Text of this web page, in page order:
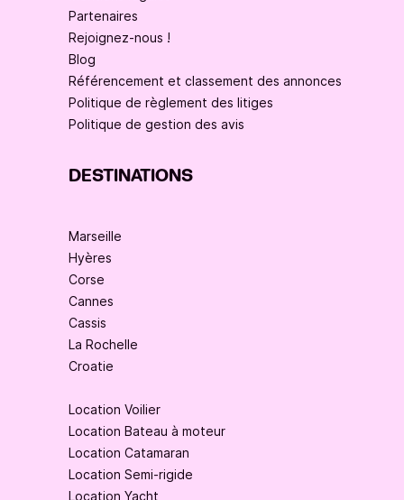
Partenaires
Rejoignez-nous !
Blog
Référencement et classement des annonces
Politique de règlement des litiges
Politique de gestion des avis
DESTINATIONS
Marseille
Hyères
Corse
Cannes
Cassis
La Rochelle
Croatie
Location Voilier
Location Bateau à moteur
Location Catamaran
Location Semi-rigide
Location Yacht